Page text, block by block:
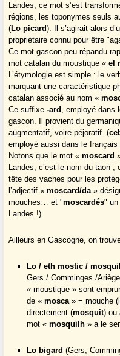
Landes, ce mot s’est
régions, les toponymes seuls
(Lo picard). Il s’agirait alors
propriétaire connu pour être
Ce mot gascon peu répandu
mot catalan du moustique «el
L’étymologie est simple : le
marquant une caractéristique
catalan associé au nom «
Ce suffixe-ard , employé dans
gascon. Il provient du
augmentatif, voire péjoratif. (
employé aussi dans le français
Notons que le mot «moscard
Landes, c’est le nom du taon ;
tête des vaches pour les
l’adjectif «moscard/da»
mouches… et "moscardés" un
Landes !)
Ailleurs en Gascogne, on
Lo / eth mostic /
Gers / Comminges /
« moustique » sont
de «mosca» = mouche
directement (mosquit) ou
mot «mosquilh » a le
Lo bigard (Gers,